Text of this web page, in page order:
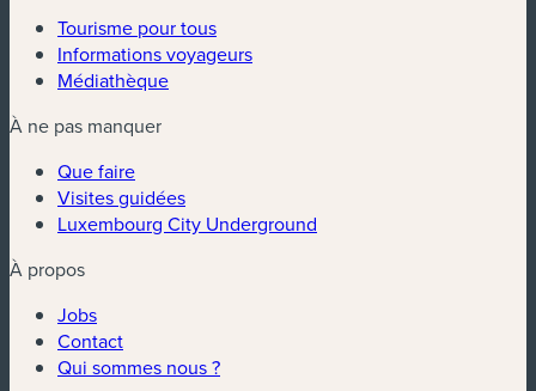
Tourisme pour tous
Informations voyageurs
Médiathèque
À ne pas manquer
Que faire
Visites guidées
Luxembourg City Underground
À propos
Jobs
Contact
Qui sommes nous ?